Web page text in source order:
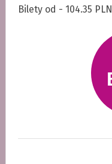
Bilety od - 104.35 PLN